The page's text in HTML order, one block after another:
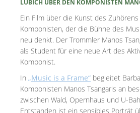
LUBICH ÜBER DEN KOMPONISTEN
Ein Film über die Kunst des
Komponisten, der die Bühne des
neu denkt. Der Trommler Manos
als Student für eine neue Art des
Komponist.
In „Music is a Frame“ begleitet
Komponisten Manos Tsangaris an
zwischen Wald, Opernhaus und U-
Entstanden ist ein sensibles Porträt